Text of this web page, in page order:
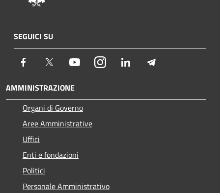
SEGUICI SU
Facebook Twitter YoutubeInstagram LinkedIn
AMMINISTRAZIONE
Organi di Governo
Aree Amministrative
Uffici
Enti e fondazioni
Politici
Personale Amministrativo